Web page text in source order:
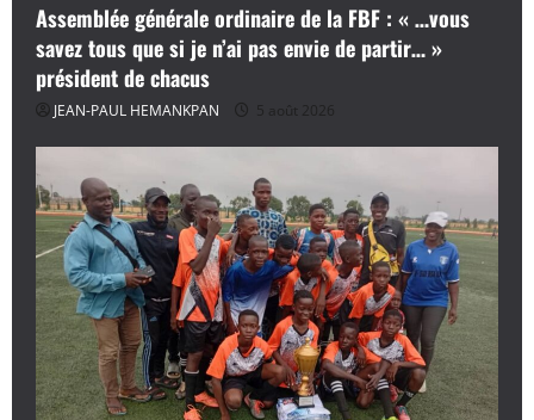
Assemblée générale ordinaire de la FBF : « …vous
savez tous que si je n’ai pas envie de partir… »
président de chacus
JEAN-PAUL HEMANKPAN 5 août 2026